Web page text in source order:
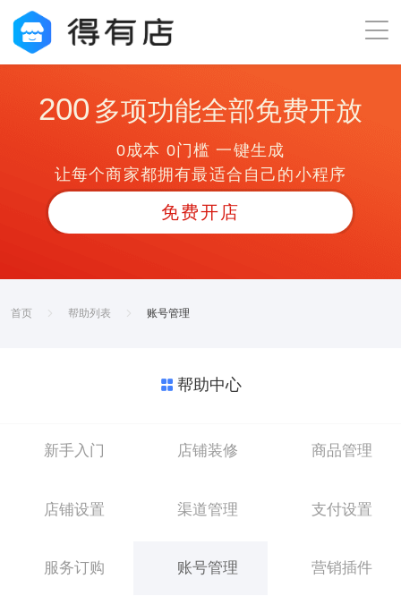
200 多项功能全部免费开放
0成本 0门槛 一键生成
让每个商家都拥有最适合自己的小程序
免费开店
首页 帮助列表 账号管理
帮助中心
新手入门 店铺装修 商品管理
店铺设置 渠道管理 支付设置
服务订购 账号管理 营销插件